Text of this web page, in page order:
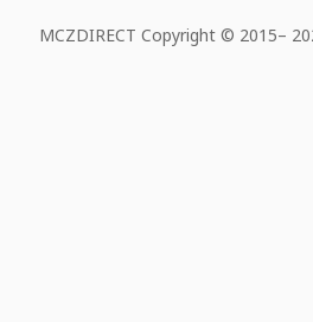
MCZDIRECT Copyright © 2015–